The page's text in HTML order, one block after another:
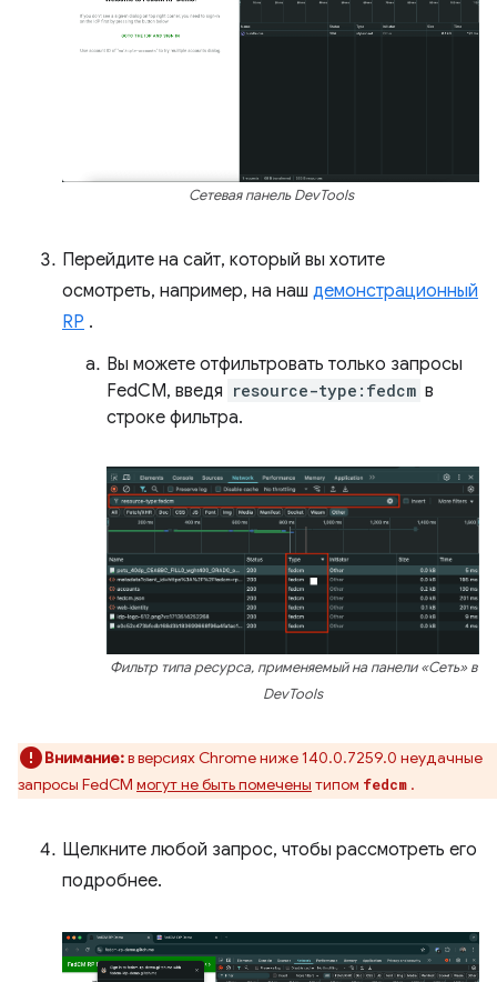
Сетевая панель DevTools
Перейдите на сайт, который вы хотите
осмотреть, например, на наш демонстрационный
RP .
Вы можете отфильтровать только запросы
FedCM, введя resource-type:fedcm в
строке фильтра.
Фильтр типа ресурса, применяемый на панели «Сеть» в
DevTools
Внимание:в версиях Chrome ниже 140.0.7259.0 неудачные
запросы FedCM могут не быть помечены типом fedcm .
Щелкните любой запрос, чтобы рассмотреть его
подробнее.